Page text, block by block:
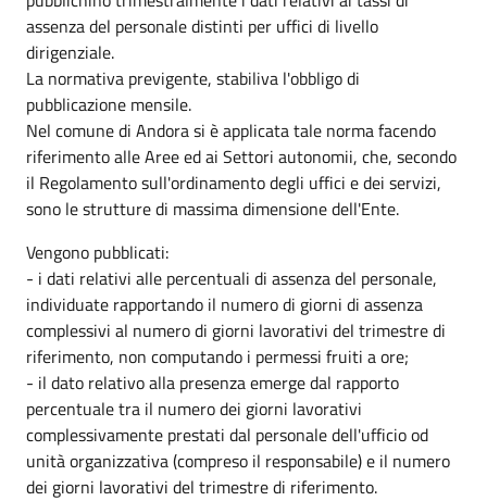
assenza del personale distinti per uffici di livello
dirigenziale.
La normativa previgente, stabiliva l'obbligo di
pubblicazione mensile.
Nel comune di Andora si è applicata tale norma facendo
riferimento alle Aree ed ai Settori autonomii, che, secondo
il Regolamento sull'ordinamento degli uffici e dei servizi,
sono le strutture di massima dimensione dell'Ente.
Vengono pubblicati:
- i dati relativi alle percentuali di assenza del personale,
individuate rapportando il numero di giorni di assenza
complessivi al numero di giorni lavorativi del trimestre di
riferimento, non computando i permessi fruiti a ore;
- il dato relativo alla presenza emerge dal rapporto
percentuale tra il numero dei giorni lavorativi
complessivamente prestati dal personale dell'ufficio od
unità organizzativa (compreso il responsabile) e il numero
dei giorni lavorativi del trimestre di riferimento.